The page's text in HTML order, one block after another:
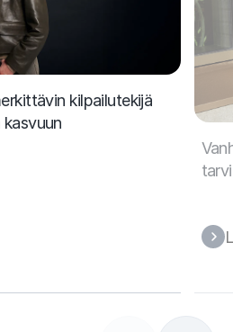
kilpailutekijä